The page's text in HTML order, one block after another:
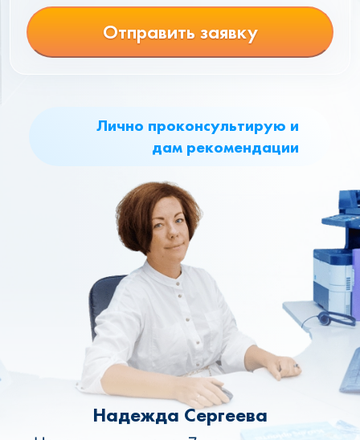
Лично проконсультирую и
дам рекомендации
Надежда Сергеева
Отправить заявку